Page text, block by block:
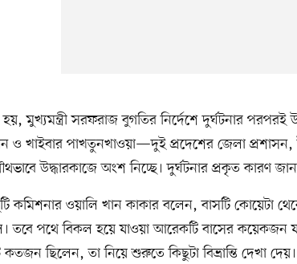
মুখ্যমন্ত্রী সরফরাজ বুগতির নির্দেশে দুর্ঘটনার
ও খাইবার পাখতুনখাওয়া—দুই প্রদেশের জেলা প্রশাসন,
উদ্ধারকাজে অংশ নিচ্ছে। দুর্ঘটনার প্রকৃত কারণ
কমিশনার ওয়ালি খান কাকার বলেন, বাসটি কোয়েটা
তবে পথে বিকল হয়ে যাওয়া আরেকটি বাসের কয়েকজন
ছিলেন, তা নিয়ে শুরুতে কিছুটা বিভ্রান্তি দেখা দেয়।